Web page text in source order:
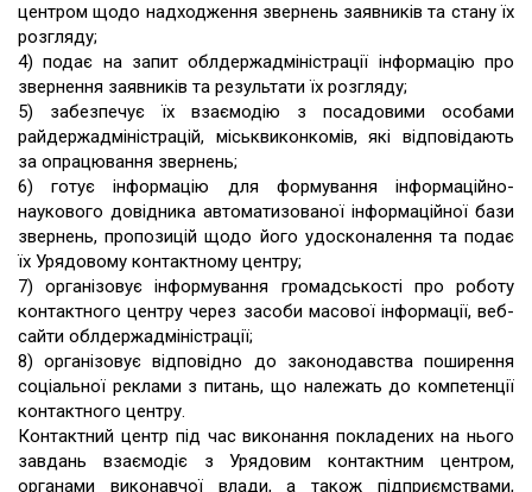
центром щодо надходження звернень заявників та стану їх
розгляду;
4) подає на запит облдержадміністрації інформацію про
звернення заявників та результати їх розгляду;
5) забезпечує їх взаємодію з посадовими особами
райдержадміністрацій, міськвиконкомів, які відповідають
за опрацювання звернень;
6) готує інформацію для формування інформаційно-
наукового довідника автоматизованої інформаційної бази
звернень, пропозицій щодо його удосконалення та подає
їх Урядовому контактному центру;
7) організовує інформування громадськості про роботу
контактного центру через засоби масової інформації, веб-
сайти облдержадміністрації;
8) організовує відповідно до законодавства поширення
соціальної реклами з питань, що належать до компетенції
контактного центру.
Контактний центр під час виконання покладених на нього
завдань взаємодіє з Урядовим контактним центром,
органами виконавчої влади, а також підприємствами,